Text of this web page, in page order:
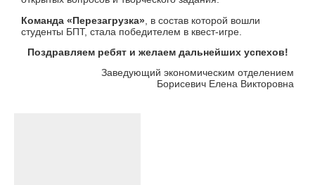
Команда «Перезагрузка» , в состав которой вошли
студенты БПТ, стала победителем в квест-игре.
Поздравляем ребят и желаем дальнейших успехов!
Заведующий экономическим отделением
Борисевич Елена Викторовна